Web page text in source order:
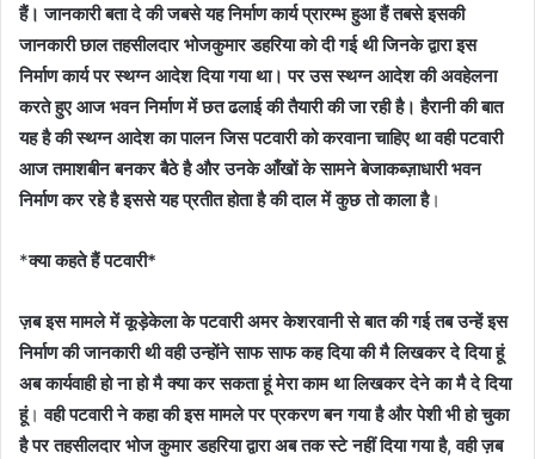
हैं। जानकारी बता दे की जबसे यह निर्माण कार्य प्रारम्भ हुआ हैं तबसे इसकी
जानकारी छाल तहसीलदार भोजकुमार डहरिया को दी गई थी जिनके द्वारा इस
निर्माण कार्य पर स्थग्न आदेश दिया गया था। पर उस स्थग्न आदेश की अवहेलना
करते हुए आज भवन निर्माण में छत ढलाई की तैयारी की जा रही है। हैरानी की बात
यह है की स्थग्न आदेश का पालन जिस पटवारी को करवाना चाहिए था वही पटवारी
आज तमाशबीन बनकर बैठे है और उनके आँखों के सामने बेजाकब्ज़ाधारी भवन
निर्माण कर रहे है इससे यह प्रतीत होता है की दाल में कुछ तो काला है।
*क्या कहते हैं पटवारी*
ज़ब इस मामले में कूड़ेकेला के पटवारी अमर केशरवानी से बात की गई तब उन्हें इस
निर्माण की जानकारी थी वही उन्होंने साफ साफ कह दिया की मै लिखकर दे दिया हूं
अब कार्यवाही हो ना हो मै क्या कर सकता हूं मेरा काम था लिखकर देने का मै दे दिया
हूं।वही पटवारी ने कहा की इस मामले पर प्रकरण बन गया है और पेशी भी हो चुका
है पर तहसीलदार भोज कुमार डहरिया द्वारा अब तक स्टे नहीं दिया गया है, वही ज़ब